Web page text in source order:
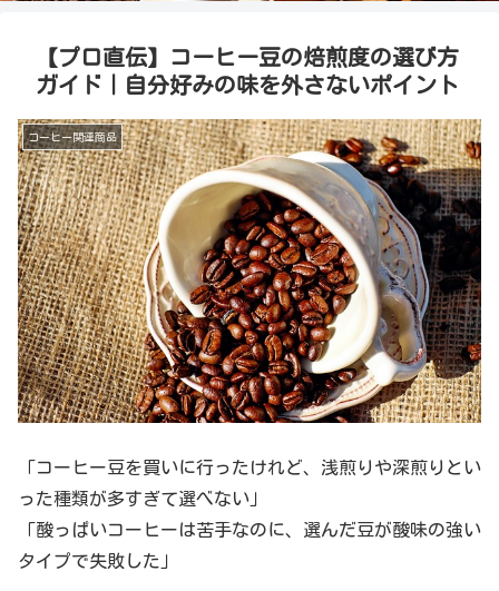
【プロ直伝】コーヒー豆の焙煎度の選び方
ガイド｜自分好みの味を外さないポイント
コーヒー関連商品
「コーヒー豆を買いに行ったけれど、浅煎りや深煎りとい
った種類が多すぎて選べない」
「酸っぱいコーヒーは苦手なのに、選んだ豆が酸味の強い
タイプで失敗した」